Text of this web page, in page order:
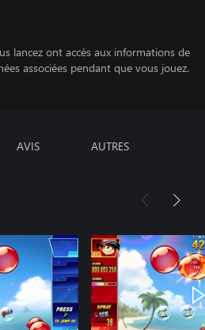
lancez ont accès aux informations de
associées pendant que vous jouez.
AVIS AUTRES